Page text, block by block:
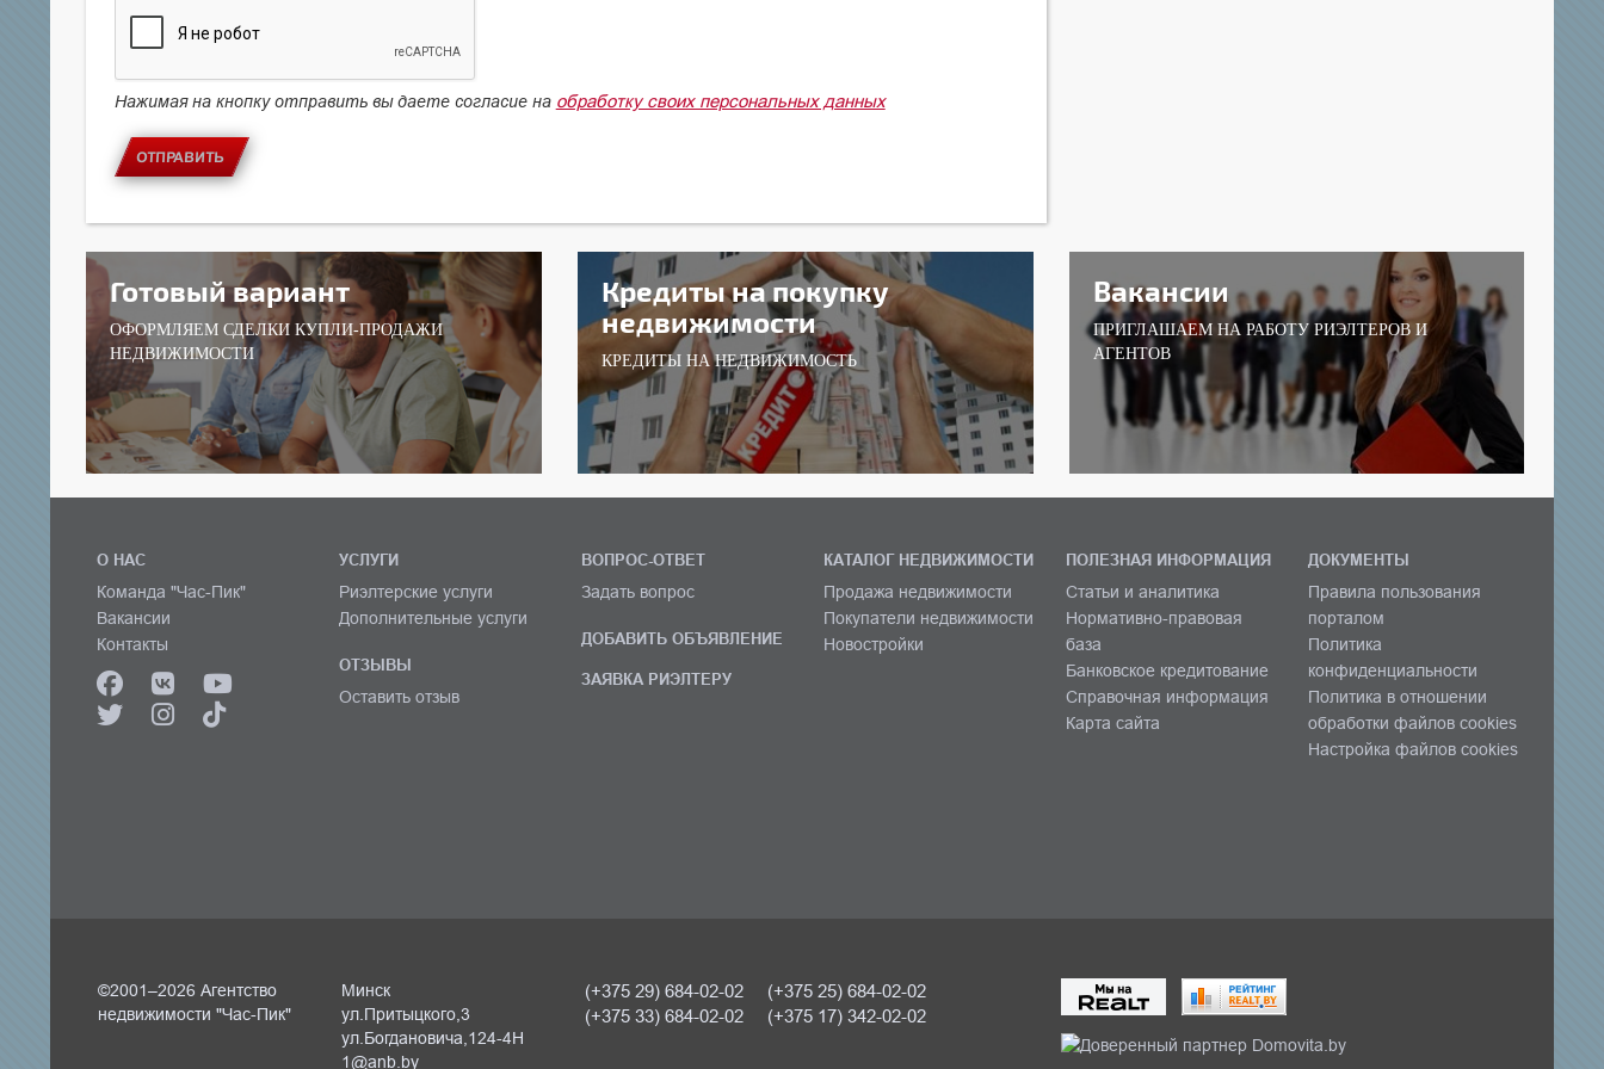
Нажимая на кнопку отправить вы даете согласие на обработку своих персональных данных
ОТПРАВИТЬ
Готовый вариант
ОФОРМЛЯЕМ СДЕЛКИ КУПЛИ-ПРОДАЖИ
НЕДВИЖИМОСТИ
Кредиты на покупку
недвижимости
КРЕДИТЫ НА НЕДВИЖИМОСТЬ
Вакансии
ПРИГЛАШАЕМ НА РАБОТУ РИЭЛТЕРОВ И
АГЕНТОВ
О НАС
Команда "Час-Пик"
Вакансии
Контакты
УСЛУГИ
Риэлтерские услуги
Дополнительные услуги
ОТЗЫВЫ
Оставить отзыв
ВОПРОС-ОТВЕТ
Задать вопрос
ДОБАВИТЬ ОБЪЯВЛЕНИЕ
ЗАЯВКА РИЭЛТЕРУ
КАТАЛОГ НЕДВИЖИМОСТИ
Продажа недвижимости
Покупатели недвижимости
Новостройки
ПОЛЕЗНАЯ ИНФОРМАЦИЯ
Статьи и аналитика
Нормативно-правовая
база
Банковское кредитование
Справочная информация
Карта сайта
ДОКУМЕНТЫ
Правила пользования
порталом
Политика
конфиденциальности
Политика в отношении
обработки файлов cookies
Настройка файлов cookies
©2001–2026 Агентство
недвижимости "Час-Пик"
Минск
ул.Притыцкого,3
ул.Богдановича,124-4Н
1@anb.by
(+375 29) 684-02-02
(+375 25) 684-02-02
(+375 33) 684-02-02
(+375 17) 342-02-02